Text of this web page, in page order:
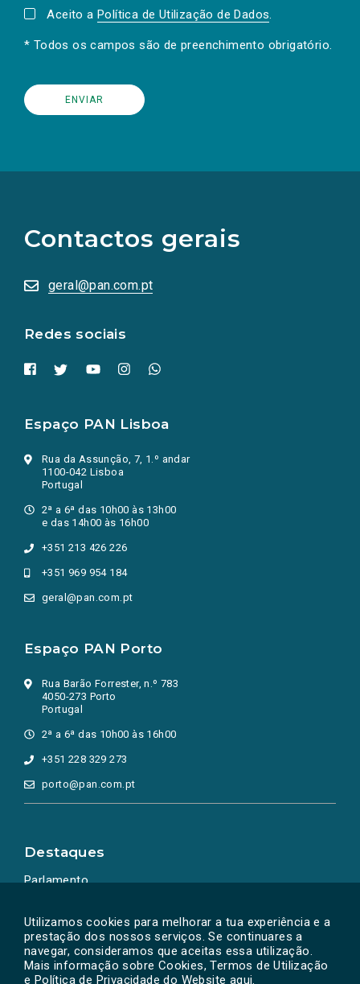
Utilizamos cookies para melhorar a tua experiência e a
prestação dos nossos serviços. Se continuares a
navegar, consideramos que aceitas essa utilização.
Mais informação sobre Cookies, Termos de Utilização
e Política de Privacidade do Website aqui.
Aceito a Política de Utilização de Dados.
* Todos os campos são de preenchimento obrigatório.
Contactos gerais
geral@pan.com.pt
Redes sociais
redes
sociais
numa
nova
Espaço PAN Lisboa
Rua da Assunção, 7, 1.º andar
1100-042 Lisboa
Portugal
2ª a 6ª das 10h00 às 13h00
e das 14h00 às 16h00
+351 213 426 226
+351 969 954 184
geral@pan.com.pt
Espaço PAN Porto
Rua Barão Forrester, n.º 783
4050-273 Porto
Portugal
2ª a 6ª das 10h00 às 16h00
+351 228 329 273
porto@pan.com.pt
Destaques
Parlamento